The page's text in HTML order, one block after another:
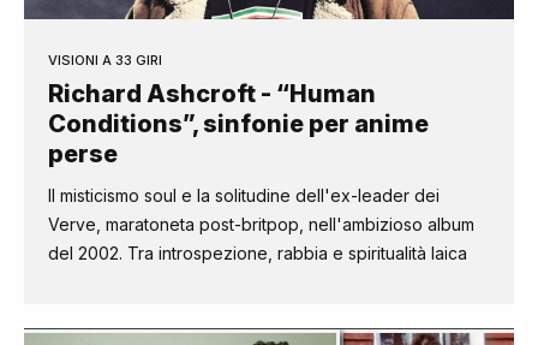
VISIONI A 33 GIRI
Richard Ashcroft - “Human
Conditions”, sinfonie per anime
perse
Il misticismo soul e la solitudine dell'ex-leader dei
Verve, maratoneta post-britpop, nell'ambizioso album
del 2002. Tra introspezione, rabbia e spiritualità laica